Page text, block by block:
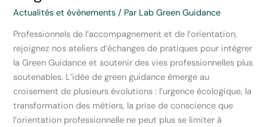
Actualités et évènements / Par Lab Green Guidance
Professionnels de l’accompagnement et de l’orientation,
rejoignez nos ateliers d’échanges de pratiques pour intégrer
la Green Guidance et soutenir des vies professionnelles plus
soutenables. L’idée de green guidance émerge au
croisement de plusieurs évolutions : l’urgence écologique, la
transformation des métiers, la prise de conscience que
l’orientation professionnelle ne peut plus se limiter à